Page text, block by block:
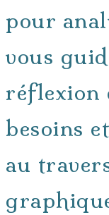
pour
vous
réflexion
besoins
au